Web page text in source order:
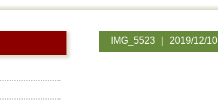
IMG_5523 ｜ 2019/12/10